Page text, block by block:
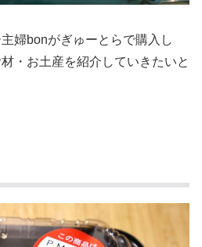
婦bonがぎゅーとらで購入し
・お土産を紹介していきたいと